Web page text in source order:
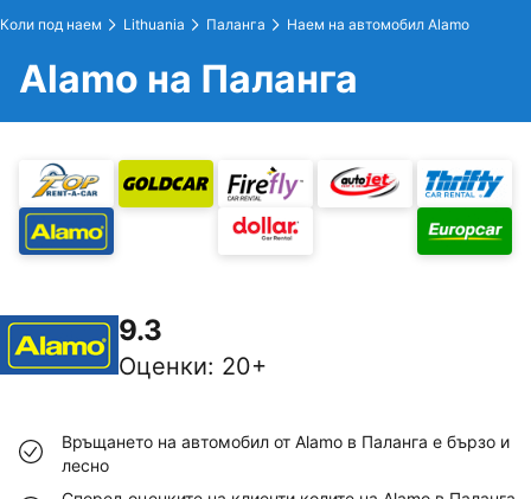
Коли под наем Lithuania Паланга Наем на автомобил Alamo
Alamo на Паланга
9.3
Оценки: 20+
Връщането на автомобил от Alamo в Паланга е бързо и
лесно